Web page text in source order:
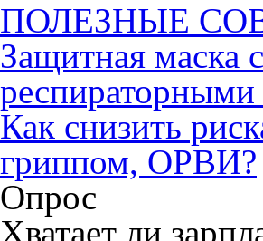
ПОЛЕЗНЫЕ
Защитная маска
Как снизить
гриппом, ОРВИ?
Опрос
Хватает ли